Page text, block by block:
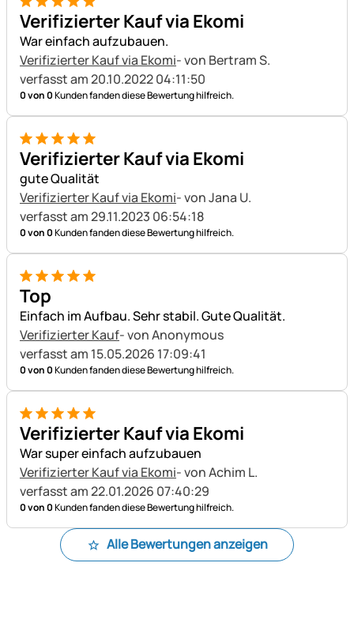
5 von 5
Verifizierter Kauf via Ekomi
War einfach aufzubauen.
Verifizierter Kauf via Ekomi- von Bertram S.
verfasst am 20.10.2022 04:11:50
0 von 0Kunden fanden diese Bewertung hilfreich.
5 von 5
Verifizierter Kauf via Ekomi
gute Qualität
Verifizierter Kauf via Ekomi- von Jana U.
verfasst am 29.11.2023 06:54:18
0 von 0Kunden fanden diese Bewertung hilfreich.
5 von 5
Top
Einfach im Aufbau. Sehr stabil. Gute Qualität.
Verifizierter Kauf- von Anonymous
verfasst am 15.05.2026 17:09:41
0 von 0Kunden fanden diese Bewertung hilfreich.
5 von 5
Verifizierter Kauf via Ekomi
War super einfach aufzubauen
Verifizierter Kauf via Ekomi- von Achim L.
verfasst am 22.01.2026 07:40:29
0 von 0Kunden fanden diese Bewertung hilfreich.
Alle Bewertungen anzeigen